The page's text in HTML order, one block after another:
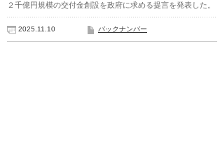
２千億円規模の交付金創設を政府に求める提言を発表した。
2025.11.10 バックナンバー